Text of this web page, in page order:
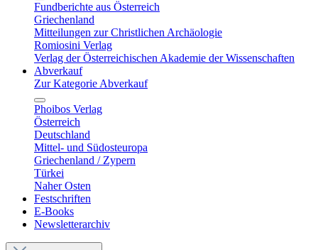
Fundberichte aus Österreich
Griechenland
Mitteilungen zur Christlichen Archäologie
Romiosini Verlag
Verlag der Österreichischen Akademie der Wissenschaften
Abverkauf
Zur Kategorie Abverkauf
Phoibos Verlag
Österreich
Deutschland
Mittel- und Südosteuropa
Griechenland / Zypern
Türkei
Naher Osten
Festschriften
E-Books
Newsletterarchiv